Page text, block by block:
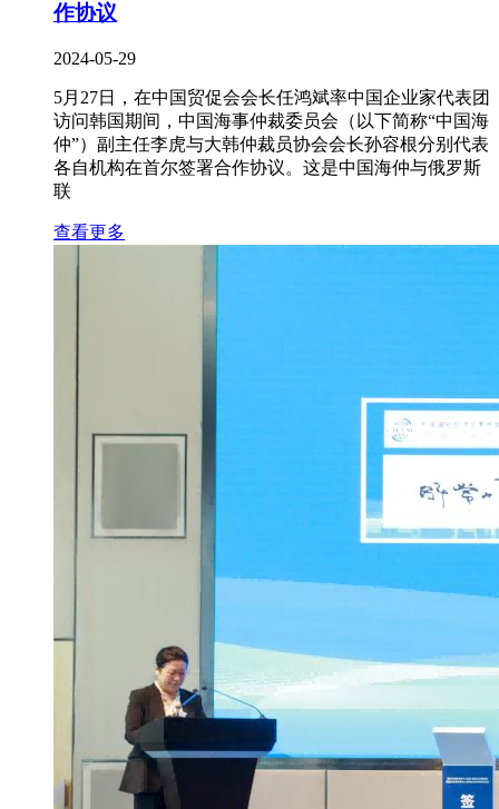
作协议
2024-05-29
5月27日，在中国贸促会会长任鸿斌率中国企业家代表团
访问韩国期间，中国海事仲裁委员会（以下简称“中国海
仲”）副主任李虎与大韩仲裁员协会会长孙容根分别代表
各自机构在首尔签署合作协议。这是中国海仲与俄罗斯
联
查看更多